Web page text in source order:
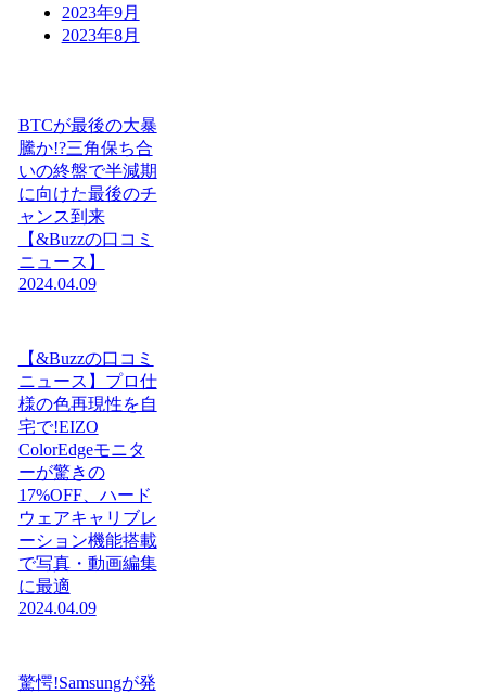
2023年9月
2023年8月
BTCが最後の大暴
騰か!?三角保ち合
いの終盤で半減期
に向けた最後のチ
ャンス到来
【&Buzzの口コミ
ニュース】
2024.04.09
【&Buzzの口コミ
ニュース】プロ仕
様の色再現性を自
宅で!EIZO
ColorEdgeモニタ
ーが驚きの
17%OFF、ハード
ウェアキャリブレ
ーション機能搭載
で写真・動画編集
に最適
2024.04.09
驚愕!Samsungが発